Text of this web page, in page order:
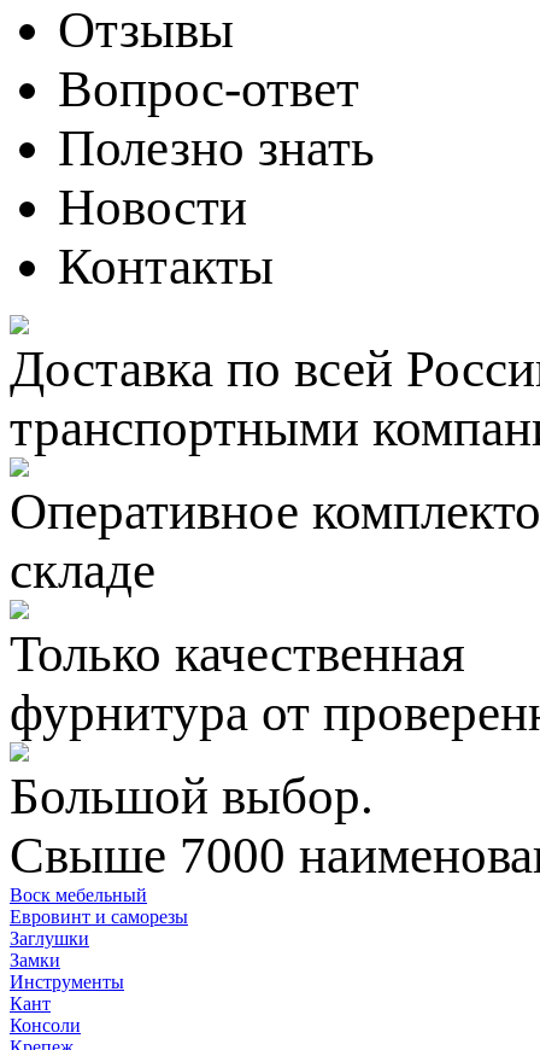
Отзывы
Вопрос-ответ
Полезно знать
Новости
Контакты
Доставка по всей
транспортными
Оперативное
складе
Только качественная
фурнитура от
Большой выбор.
Свыше 7000
Воск мебельный
Евровинт и саморезы
Заглушки
Замки
Инструменты
Кант
Консоли